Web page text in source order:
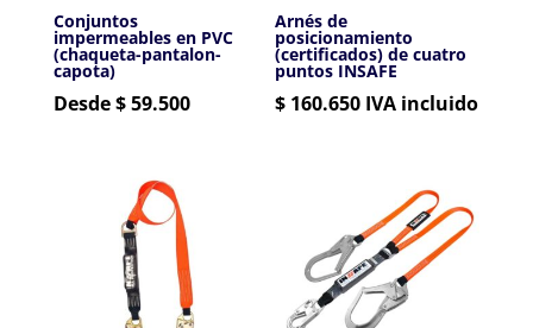
Conjuntos
impermeables en PVC
(chaqueta-pantalon-
capota)
Desde $ 59.500
Arnés de
posicionamiento
(certificados) de cuatro
puntos INSAFE
$ 160.650 IVA incluido